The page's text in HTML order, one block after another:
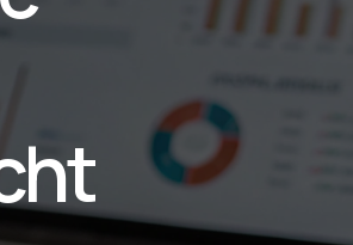
documenten verzamelen en facturen